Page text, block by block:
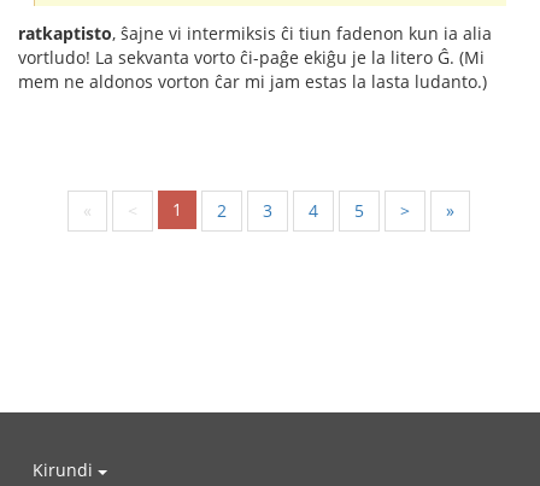
ratkaptisto, ŝajne vi intermiksis ĉi tiun fadenon kun ia alia
vortludo! La sekvanta vorto ĉi-paĝe ekiĝu je la litero Ĝ. (Mi
mem ne aldonos vorton ĉar mi jam estas la lasta ludanto.)
« < 1 2 3 4 5 > »
Kirundi